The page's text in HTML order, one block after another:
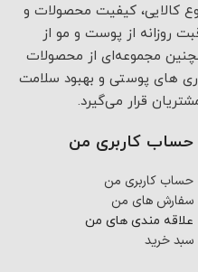
کالایی، کیفیت محصولات و
روزانه از پوست و مو از
مجموعه‌ای از محصولات
های پوستی و بهبود سلامت
قرار می‌گیرد.
حساب کاربری من
حساب کاربری من
سفارش های من
علاقه مندی های من
سبد خرید